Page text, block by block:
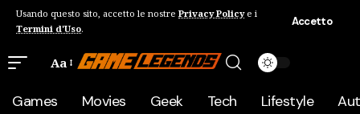
Usando questo sito, accetto le nostre Privacy Policye i
Termini d'Uso.
Accetto
Aa
Games Movies Geek Tech Lifestyle